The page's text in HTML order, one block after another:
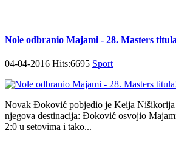
Nole odbranio Majami - 28. Masters
04-04-2016 Hits:6695 Sport
Novak Đoković pobjedio je Keija Nišikorija
njegova destinacija: Đoković osvojio
2:0 u setovima i tako...